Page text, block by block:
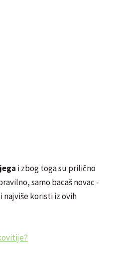
i zbog toga su prilično
samo bacaš novac -
najviše koristi iz ovih